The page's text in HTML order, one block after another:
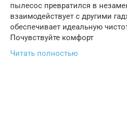
пылесос превратился в
взаимодействует с другими
обеспечивает идеальную
Почувствуйте комфорт
Читать полностью